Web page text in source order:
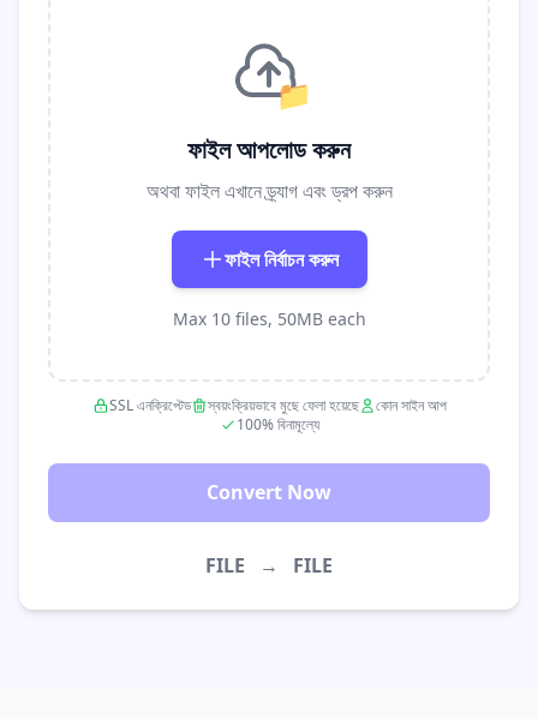
📁
ফাইল আপলোড করুন
অথবা ফাইল এখানে ড্র্যাগ এবং ড্রপ করুন
ফাইল নির্বাচন করুন
Max 10 files, 50MB each
SSL এনক্রিপ্টেড স্বয়ংক্রিয়ভাবে মুছে ফেলা হয়েছে
কোন সাইন আপ
100% বিনামূল্যে
Convert Now
FILE → FILE